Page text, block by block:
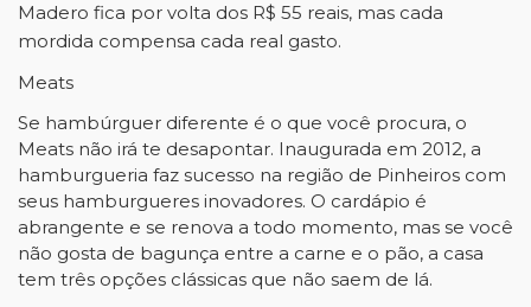
Madero fica por volta dos R$ 55 reais, mas cada
mordida compensa cada real gasto.
Meats
Se hambúrguer diferente é o que você procura, o
Meats não irá te desapontar. Inaugurada em 2012, a
hamburgueria faz sucesso na região de Pinheiros com
seus hamburgueres inovadores. O cardápio é
abrangente e se renova a todo momento, mas se você
não gosta de bagunça entre a carne e o pão, a casa
tem três opções clássicas que não saem de lá.